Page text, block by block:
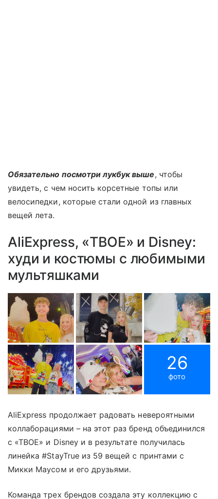
Обязательно посмотри лукбук выше, чтобы
увидеть, с чем носить корсетные топы или
велосипедки, которые стали одной из главных
вещей лета.
AliExpress, «ТВОЕ» и Disney:
худи и костюмы с любимыми
мультяшками
26
фото
AliExpress продолжает радовать невероятными
коллаборациями – на этот раз бренд объединился
с «ТВОЕ» и Disney и в результате получилась
линейка #StayTrue из 59 вещей с принтами с
Микки Маусом и его друзьями.
Команда трех брендов создала эту коллекцию с